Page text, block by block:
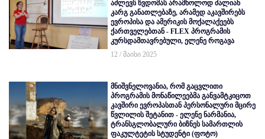
აძლევს წვდომას არამხოლოდ ძალიან
კარგ განათლებაზე, არამედ აკავშირებს
ევროპისა და ამერიკის მოქალაქეებს
ქართველებთან - FLEX პროგრამის
კურსდამთავრებული, ელენე როგავა
12 / მაისი 2025
მნიშვნელოვანია, რომ გაცვლითი
პროგრამის მონაწილეებმა განვამტკიცოთ
კავშირი ევროპასთან პერსონალური მცირე
წვლილის შეტანით - ელენე ნარმანია,
ტრანსგლობალური ბიზნეს სამართლის
ფაკულტეტის სტუდენტი (ფოტო)